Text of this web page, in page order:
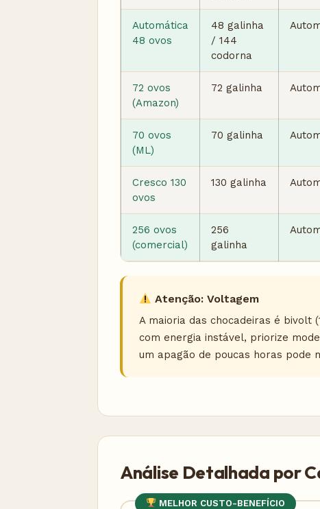
Automática
48 ovos
48 galinha
/ 144
codorna
72 ovos
(Amazon)
72 galinha
70 ovos
(ML)
70 galinha
Cresco 130
ovos
130 galinha
256 ovos
(comercial)
256
galinha
Atenção: Voltagem
A maioria das chocadeiras é bivolt
com energia instável, priorize
um apagão de poucas horas pode
Análise Detalhada por
MELHOR CUSTO-BENEFÍCIO